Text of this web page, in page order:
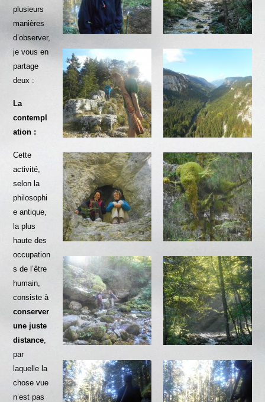
plusieurs
manières
d’observer,
je vous en
partage
deux :
La
contempl
ation :
Cette
activité,
selon la
philosophi
e antique,
la plus
haute des
occupation
s de l’être
humain,
consiste à
conserver
une juste
distance
par
laquelle la
chose vue
n’est pas